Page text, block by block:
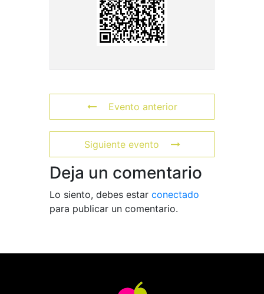
Evento anterior
Siguiente evento
Deja un comentario
Lo siento, debes estar conectado
para publicar un comentario.